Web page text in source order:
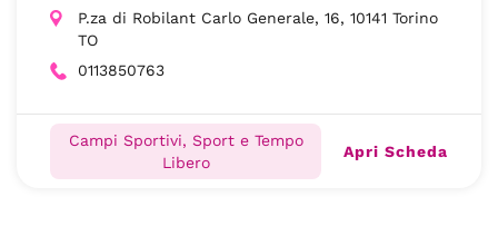
P.za di Robilant Carlo Generale, 16, 10141 Torino
TO
0113850763
Campi Sportivi, Sport e Tempo
Libero
Apri Scheda